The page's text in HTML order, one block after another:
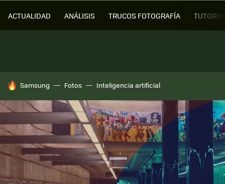
ACTUALIDAD ANÁLISIS TRUCOS FOTOGRAFÍA
HOY SE HABLA DE
Samsung Fotos Inteligencia artificial